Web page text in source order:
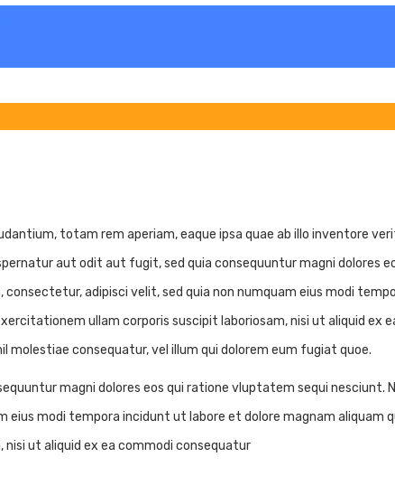
totam rem aperiam, eaque ipsa quae ab illo inventore
aut odit aut fugit, sed quia consequuntur magni dolores
adipisci velit, sed quia non numquam eius modi
ullam corporis suscipit laboriosam, nisi ut aliquid ex
molestiae consequatur, vel illum qui dolorem eum fugiat quoe.
magni dolores eos qui ratione vluptatem sequi nesciunt.
eius modi tempora incidunt ut labore et dolore magnam aliquam
ut aliquid ex ea commodi consequatur